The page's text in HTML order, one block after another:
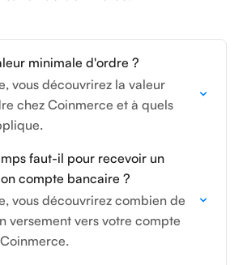
minimale d'ordre ?
vous découvrirez la valeur
chez Coinmerce et à quels
faut-il pour recevoir un
compte bancaire ?
vous découvrirez combien de
versement vers votre compte